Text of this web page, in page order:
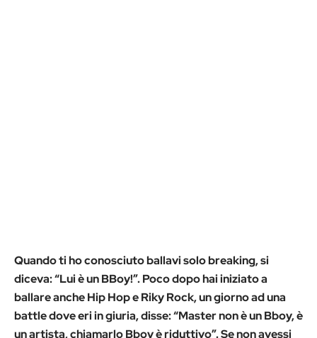
Quando ti ho conosciuto ballavi solo breaking, si
diceva: “Lui è un BBoy!”. Poco dopo hai iniziato a
ballare anche Hip Hop e Riky Rock, un giorno ad una
battle dove eri in giuria, disse: “Master non è un Bboy, è
un artista, chiamarlo Bboy è riduttivo”. Se non avessi